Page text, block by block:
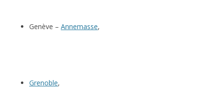
Genève – Annemasse,
Grenoble,